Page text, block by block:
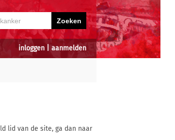
inloggen aanmelden
lid van de site, ga dan naar